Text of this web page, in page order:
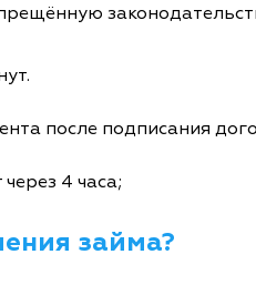
после подписания
4 часа;
займа?